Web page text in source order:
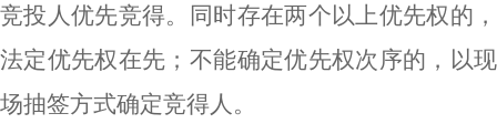
竞投人优先竞得。同时存在两个以上优先权的，
法定优先权在先；不能确定优先权次序的，以现
场抽签方式确定竞得人。